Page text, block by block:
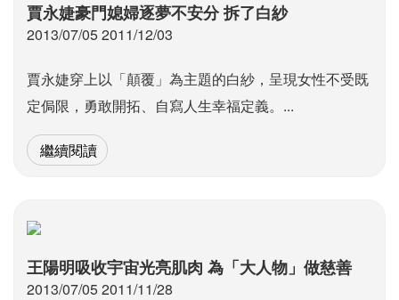
賈永婕豪門媳婦逐夢不安分 拆了白紗
2013/07/05 2011/12/03
賈永婕穿上以「顛覆」為主題的白紗，呈現女性不受既
定侷限，勇敢開拓、自寫人生幸福定義。...
繼續閱讀
王陽明吸收宇宙光亮肌肉 為「大人物」做慈善
2013/07/05 2011/11/28